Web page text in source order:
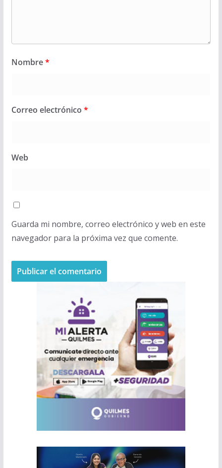
Nombre*
Correo electrónico *
Web
Guarda mi nombre, correo electrónico y web en este
navegador para la próxima vez que comente.